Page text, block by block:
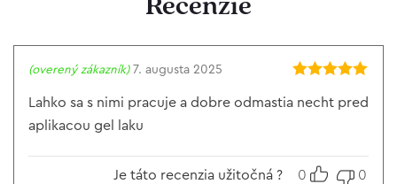
Recenzie
z 5
(overený zákazník) 7. augusta 2025
Lahko sa s nimi pracuje a dobre odmastia necht pred
aplikacou gel laku
Je táto recenzia užitočná ? 0 0